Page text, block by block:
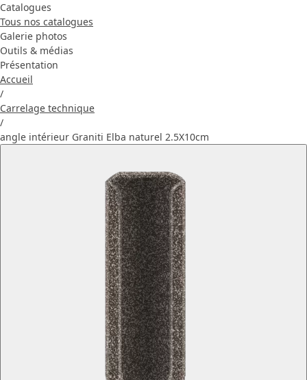
Catalogues
Tous nos catalogues
Galerie photos
Outils & médias
Présentation
Accueil
/
Carrelage technique
/
angle intérieur Graniti Elba naturel 2.5X10cm